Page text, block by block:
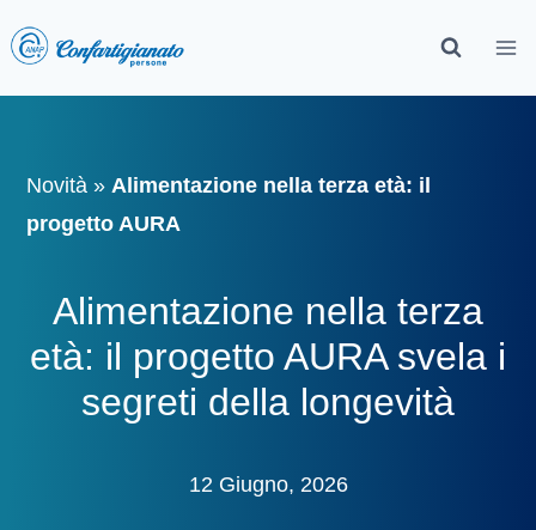
Novità » Alimentazione nella terza età: il
progetto AURA
Alimentazione nella terza
età: il progetto AURA svela i
segreti della longevità
12 Giugno, 2026